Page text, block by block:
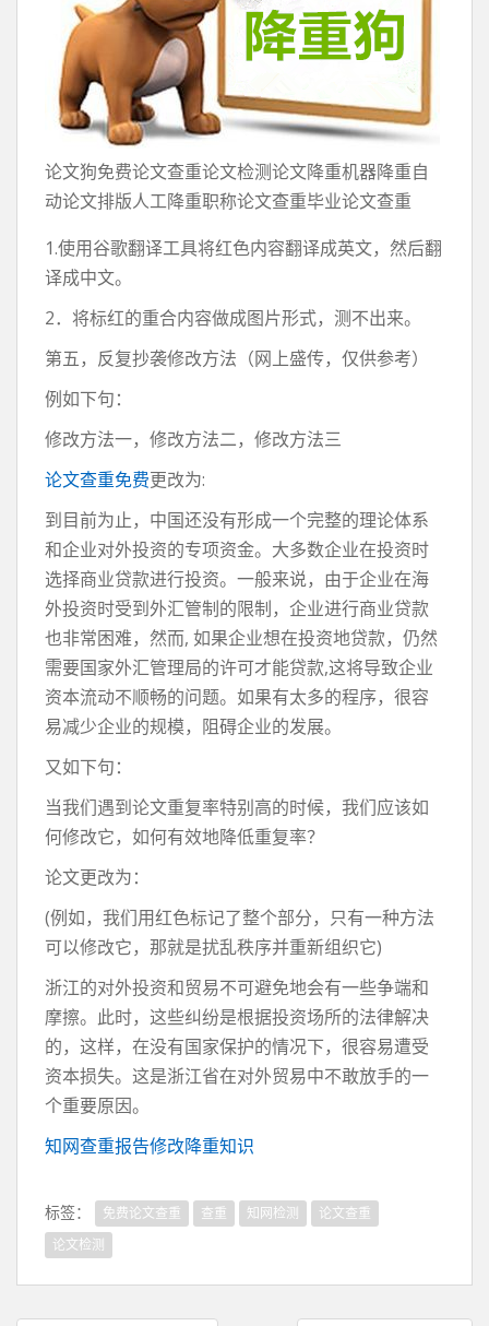
论文狗免费论文查重论文检测论文降重机器降重自
动论文排版人工降重职称论文查重毕业论文查重
1.使用谷歌翻译工具将红色内容翻译成英文，然后翻
译成中文。
2．将标红的重合内容做成图片形式，测不出来。
第五，反复抄袭修改方法（网上盛传，仅供参考）
例如下句：
修改方法一，修改方法二，修改方法三
论文查重免费更改为:
到目前为止，中国还没有形成一个完整的理论体系
和企业对外投资的专项资金。大多数企业在投资时
选择商业贷款进行投资。一般来说，由于企业在海
外投资时受到外汇管制的限制，企业进行商业贷款
也非常困难，然而, 如果企业想在投资地贷款，仍然
需要国家外汇管理局的许可才能贷款,这将导致企业
资本流动不顺畅的问题。如果有太多的程序，很容
易减少企业的规模，阻碍企业的发展。
又如下句：
当我们遇到论文重复率特别高的时候，我们应该如
何修改它，如何有效地降低重复率？
论文更改为：
(例如，我们用红色标记了整个部分，只有一种方法
可以修改它，那就是扰乱秩序并重新组织它)
浙江的对外投资和贸易不可避免地会有一些争端和
摩擦。此时，这些纠纷是根据投资场所的法律解决
的，这样，在没有国家保护的情况下，很容易遭受
资本损失。这是浙江省在对外贸易中不敢放手的一
个重要原因。
知网查重报告修改降重知识
标签： 免费论文查重 查重 知网检测
论文查重
论文检测